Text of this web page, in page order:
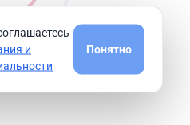
и
Понятно